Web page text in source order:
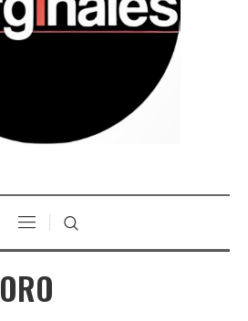
ORO